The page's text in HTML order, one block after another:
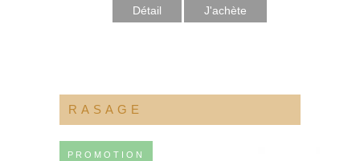
Détail
RASAGE
PROMOTION